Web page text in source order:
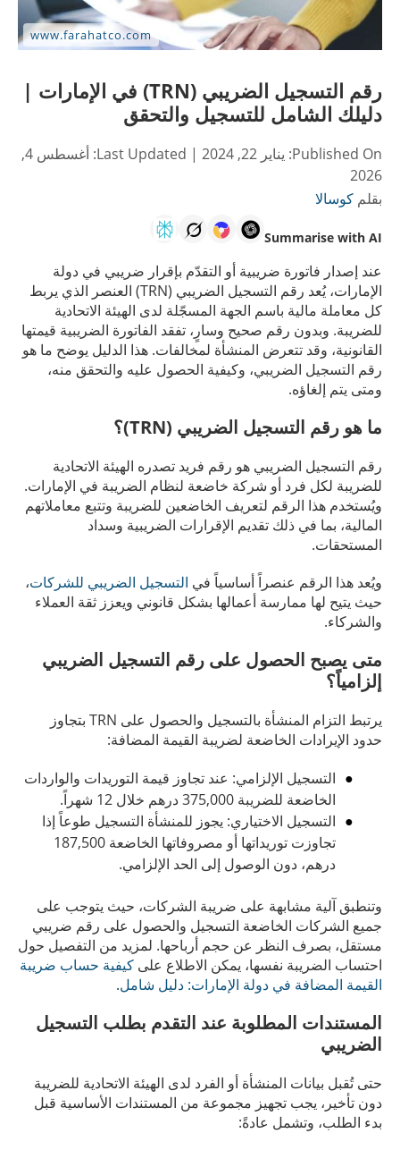
رقم التسجيل الضريبي (TRN) في الإمارات |
دليلك الشامل للتسجيل والتحقق
Published On: يناير 22, 2024 | Last Updated:
أغسطس 4,
2026
بقلم كوسالا
Summarise with AI
عند إصدار فاتورة ضريبية أو التقدّم بإقرار ضريبي في دولة
الإمارات، يُعد رقم التسجيل الضريبي (TRN) العنصر الذي يربط
كل معاملة مالية باسم الجهة المسجّلة لدى الهيئة الاتحادية
للضريبة. وبدون رقم صحيح وسارٍ، تفقد الفاتورة الضريبية قيمتها
القانونية، وقد تتعرض المنشأة لمخالفات. هذا الدليل يوضح ما هو
رقم التسجيل الضريبي، وكيفية الحصول عليه والتحقق منه،
ومتى يتم إلغاؤه.
ما هو رقم التسجيل الضريبي (TRN)؟
رقم التسجيل الضريبي هو رقم فريد تصدره الهيئة الاتحادية
للضريبة لكل فرد أو شركة خاضعة لنظام الضريبة في الإمارات.
ويُستخدم هذا الرقم لتعريف الخاضعين للضريبة وتتبع معاملاتهم
المالية، بما في ذلك تقديم الإقرارات الضريبية وسداد
المستحقات.
ويُعد هذا الرقم عنصراً أساسياً في التسجيل الضريبي للشركات،
حيث يتيح لها ممارسة أعمالها بشكل قانوني ويعزز ثقة العملاء
والشركاء.
متى يصبح الحصول على رقم التسجيل الضريبي
إلزامياً؟
يرتبط التزام المنشأة بالتسجيل والحصول على TRN بتجاوز
حدود الإيرادات الخاضعة لضريبة القيمة المضافة:
التسجيل الإلزامي: عند تجاوز قيمة التوريدات والواردات
الخاضعة للضريبة 375,000 درهم خلال 12 شهراً.
التسجيل الاختياري: يجوز للمنشأة التسجيل طوعاً إذا
تجاوزت توريداتها أو مصروفاتها الخاضعة 187,500
درهم، دون الوصول إلى الحد الإلزامي.
وتنطبق آلية مشابهة على ضريبة الشركات، حيث يتوجب على
جميع الشركات الخاضعة التسجيل والحصول على رقم ضريبي
مستقل، بصرف النظر عن حجم أرباحها. لمزيد من التفصيل حول
احتساب الضريبة نفسها، يمكن الاطلاع على كيفية حساب ضريبة
القيمة المضافة في دولة الإمارات: دليل شامل.
المستندات المطلوبة عند التقدم بطلب التسجيل
الضريبي
حتى تُقبل بيانات المنشأة أو الفرد لدى الهيئة الاتحادية للضريبة
دون تأخير، يجب تجهيز مجموعة من المستندات الأساسية قبل
بدء الطلب، وتشمل عادةً: